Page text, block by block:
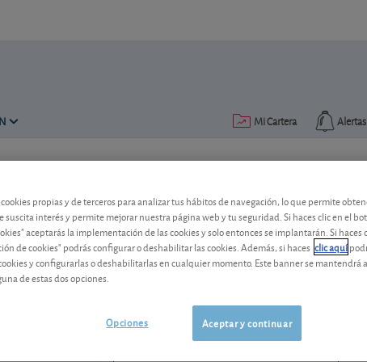
Alertas
Mi Cartera
ArcelorMittal: cambio de
El fuerte castigo de la cotización de
lleva a cambiar nuestra recomendación
06/08/2026 Ámsterdam
propias y de terceros para analizar tus hábitos de navegación, lo que permite
suscita interés y permite mejorar nuestra página web y tu seguridad. Si haces clic en el
aceptarás la implementación de las cookies y solo entonces se implantarán. Si haces
de cookies" podrás configurar o deshabilitar las cookies. Además, si haces clic aquí
y configurarlas o deshabilitarlas en cualquier momento. Este banner se mantendrá
de estas dos opciones.
Aceptar y continuar
Opciones